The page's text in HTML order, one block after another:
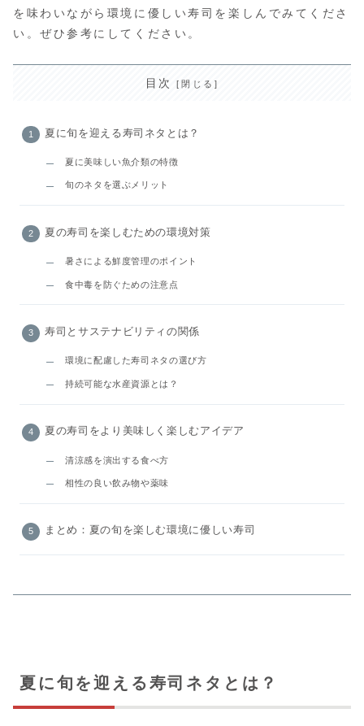
を味わいながら環境に優しい寿司を楽しんでみてくださ
い。ぜひ参考にしてください。
目次
夏に旬を迎える寿司ネタとは？
夏に美味しい魚介類の特徴
旬のネタを選ぶメリット
夏の寿司を楽しむための環境対策
暑さによる鮮度管理のポイント
食中毒を防ぐための注意点
寿司とサステナビリティの関係
環境に配慮した寿司ネタの選び方
持続可能な水産資源とは？
夏の寿司をより美味しく楽しむアイデア
清涼感を演出する食べ方
相性の良い飲み物や薬味
まとめ：夏の旬を楽しむ環境に優しい寿司
夏に旬を迎える寿司ネタとは？